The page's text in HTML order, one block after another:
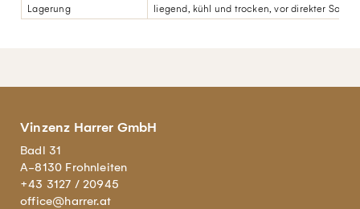
Lagerung
liegend, kühl und trocken, vor direkter
Vinzenz Harrer GmbH
Badl 31
A-8130 Frohnleiten
+43 3127 / 20945
office@harrer.at